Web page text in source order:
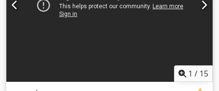
1 / 15